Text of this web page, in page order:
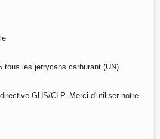
tous les jerrycans carburant (UN)
GHS/CLP. Merci d'utiliser notre